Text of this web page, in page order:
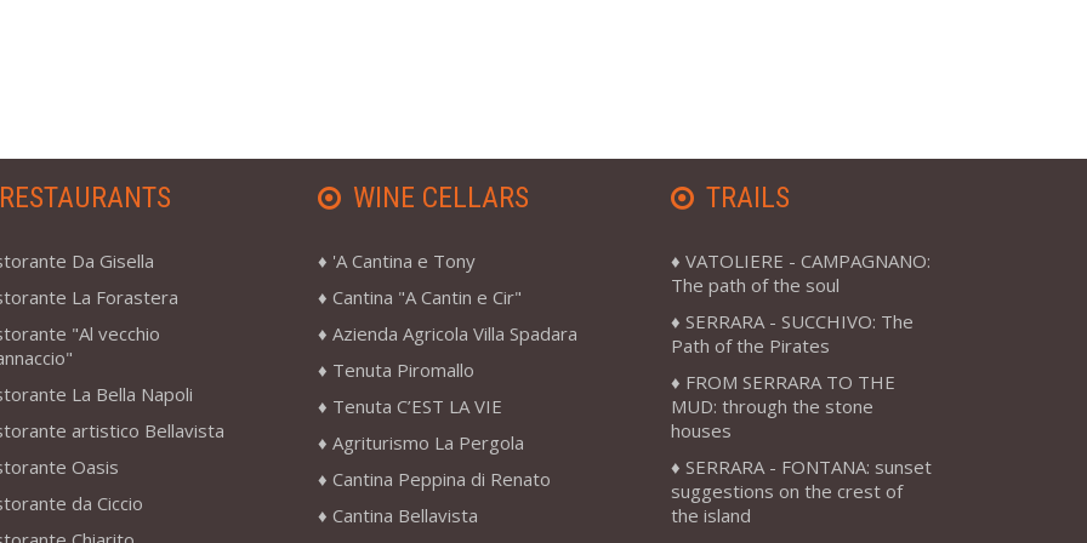
RESTAURANTS
Da Gisella
La Forastera
"Al vecchio
La Bella Napoli
artistico Bellavista
Oasis
da Ciccio
WINE CELLARS
'A Cantina e Tony
Cantina "A Cantin e Cir"
Azienda Agricola Villa Spadara
Tenuta Piromallo
Tenuta C’EST LA VIE
Agriturismo La Pergola
Cantina Peppina di Renato
Cantina Bellavista
TRAILS
VATOLIERE - CAMPAGNANO:
The path of the soul
SERRARA - SUCCHIVO: The
Path of the Pirates
FROM SERRARA TO THE
MUD: through the stone
houses
SERRARA - FONTANA: sunset
suggestions on the crest of
the island